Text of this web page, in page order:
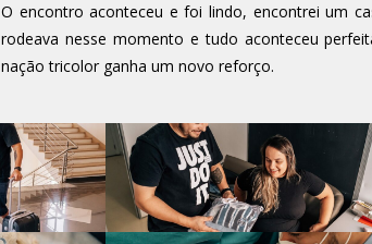
O encontro aconteceu e foi lindo, encontrei um
rodeava nesse momento e tudo aconteceu
nação tricolor ganha um novo reforço.